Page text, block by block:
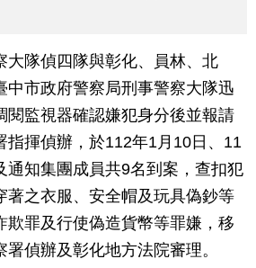
大隊偵四隊與彰化、員林、北
中市政府警察局刑事警察大隊迅
閱監視器確認嫌犯身分後並報請
指揮偵辦，於112年1月10日、11
通知集團成員共9名到案，查扣犯
著之衣服、安全帽及玩具偽鈔等
欺罪及行使偽造貨幣等罪嫌，移
偵辦及彰化地方法院審理。